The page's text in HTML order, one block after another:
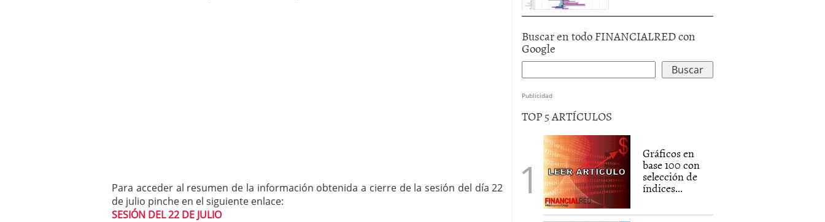
Para acceder al resumen de la información obtenida a cierre de la sesión del día 22
de julio pinche en el siguiente enlace:
SESIÓN DEL 22 DE JULIO
Buscar en todo FINANCIALRED con
Google
Publicidad
TOP 5 ARTÍCULOS
Gráficos en
base 100 con
selección de
índices...